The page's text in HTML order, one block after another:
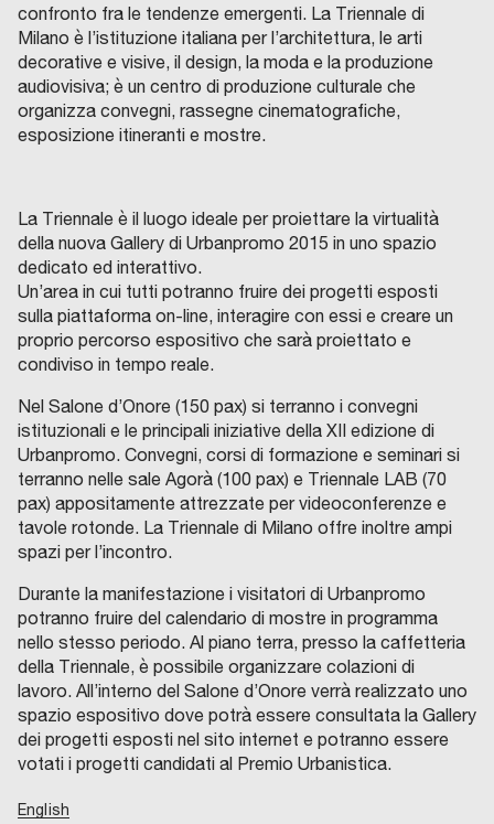
confronto fra le tendenze emergenti. La Triennale di
Milano è l’istituzione italiana per l’architettura, le arti
decorative e visive, il design, la moda e la produzione
audiovisiva; è un centro di produzione culturale che
organizza convegni, rassegne cinematografiche,
esposizione itineranti e mostre.
La Triennale è il luogo ideale per proiettare la virtualità
della nuova Gallery di Urbanpromo 2015 in uno spazio
dedicato ed interattivo.
Un’area in cui tutti potranno fruire dei progetti esposti
sulla piattaforma on-line, interagire con essi e creare un
proprio percorso espositivo che sarà proiettato e
condiviso in tempo reale.
Nel Salone d’Onore (150 pax) si terranno i convegni
istituzionali e le principali iniziative della XII edizione di
Urbanpromo. Convegni, corsi di formazione e seminari si
terranno nelle sale Agorà (100 pax) e Triennale LAB (70
pax) appositamente attrezzate per videoconferenze e
tavole rotonde. La Triennale di Milano offre inoltre ampi
spazi per l’incontro.
Durante la manifestazione i visitatori di Urbanpromo
potranno fruire del calendario di mostre in programma
nello stesso periodo. Al piano terra, presso la caffetteria
della Triennale, è possibile organizzare colazioni di
lavoro. All’interno del Salone d’Onore verrà realizzato uno
spazio espositivo dove potrà essere consultata la Gallery
dei progetti esposti nel sito internet e potranno essere
votati i progetti candidati al Premio Urbanistica.
English